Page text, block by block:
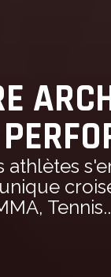
athlètes